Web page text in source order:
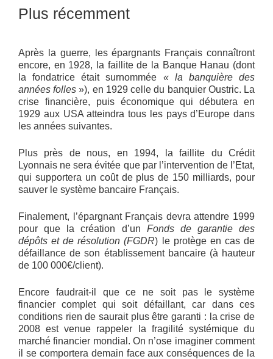
Plus récemment
Après la guerre, les épargnants Français connaîtront
encore, en 1928, la faillite de la Banque Hanau (dont
la fondatrice était surnommée « la banquière des
années folles»), en 1929 celle du banquier Oustric. La
crise financière, puis économique qui débutera en
1929 aux USA atteindra tous les pays d’Europe dans
les années suivantes.
Plus près de nous, en 1994, la faillite du Crédit
Lyonnais ne sera évitée que par l’intervention de l’Etat,
qui supportera un coût de plus de 150 milliards, pour
sauver le système bancaire Français.
Finalement, l’épargnant Français devra attendre 1999
pour que la création d’un Fonds de garantie des
dépôts et de résolution (FGDR) le protège en cas de
défaillance de son établissement bancaire (à hauteur
de 100 000€/client).
Encore faudrait-il que ce ne soit pas le système
financier complet qui soit défaillant, car dans ces
conditions rien de saurait plus être garanti : la crise de
2008 est venue rappeler la fragilité systémique du
marché financier mondial. On n’ose imaginer comment
il se comportera demain face aux conséquences de la